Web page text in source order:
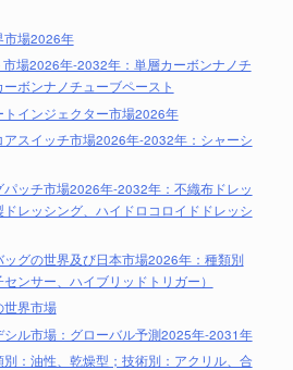
市場2026年
場2026年-2032年：単層カーボンナノチ
ボンナノチューブペースト
インジェクター市場2026年
スイッチ市場2026年-2032年：シャーシ
ッチ市場2026年-2032年：不織布ドレッ
レッシング、ハイドロコロイドドレッシ
グの世界及び日本市場2026年：種類別
ンサー、ハイブリッドトリガー）
世界市場
ル市場：グローバル予測2025年-2031年
：油性、乾燥型；技術別：アクリル、合